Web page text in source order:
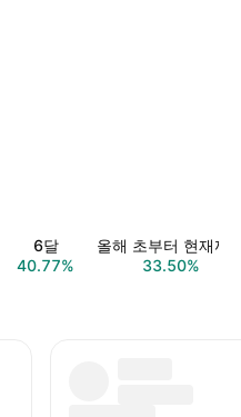
6달
40.77%
올해 초부터 현재까
33.50%